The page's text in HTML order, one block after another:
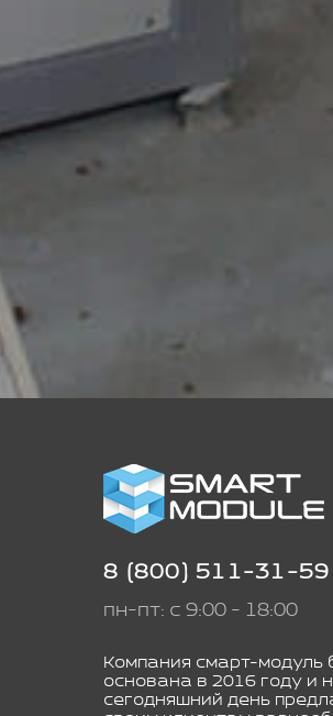
8 (800) 511-31-59
пн-пт: с 9:00 - 18:00
Компания смарт-модуль
основана в 2016 году и
сегодняшний день